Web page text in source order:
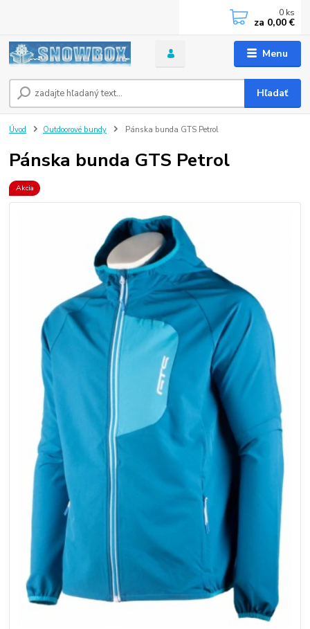
Menu
Hľadať
0 ks
za 0,00 €
Úvod Outdoorové bundy Pánska bunda GTS Petrol
Pánska bunda GTS Petrol
Akcia